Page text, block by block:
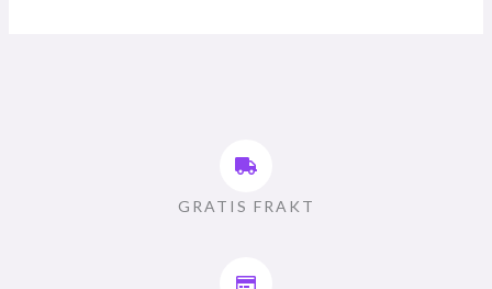
GRATIS FRAKT